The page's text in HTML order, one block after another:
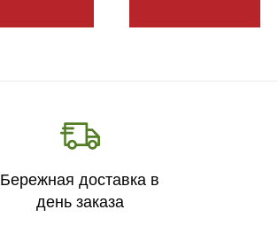
Бережная доставка в
день заказа